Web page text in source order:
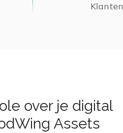
Klanten
over je digital
Assets